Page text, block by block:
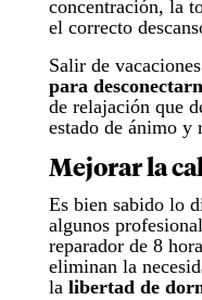
concentración, la
el correcto
Salir de
para
de relajación que
estado de ánimo y
Mejorar la
Es bien sabido lo
algunos
reparador de 8
eliminan la
la libertad de